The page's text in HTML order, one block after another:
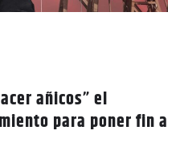
añicos” el
para poner fin a